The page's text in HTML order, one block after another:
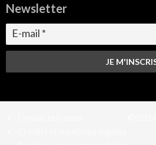
Newsletter